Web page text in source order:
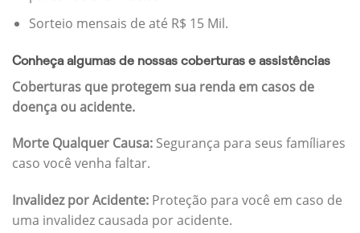
Sorteio mensais de até R$ 15 Mil.
Conheça algumas de nossas coberturas e assistências
Coberturas que protegem sua renda em casos de
doença ou acidente.
Morte Qualquer Causa: Segurança para seus famíliares
caso você venha faltar.
Invalidez por Acidente: Proteção para você em caso de
uma invalidez causada por acidente.